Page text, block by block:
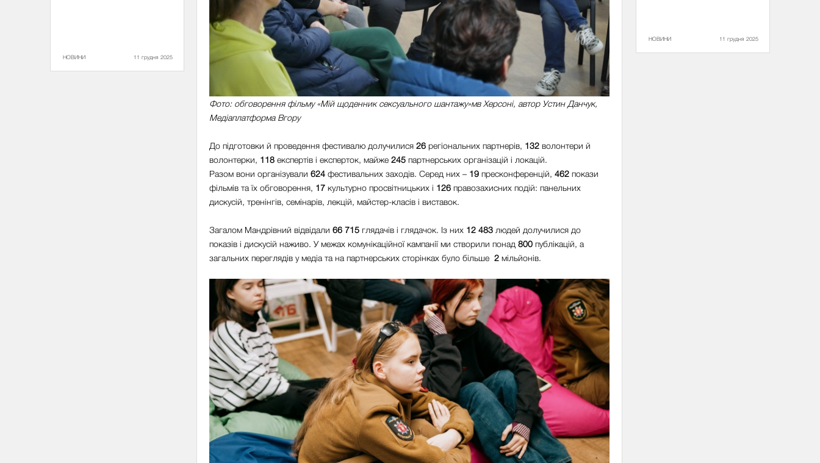
Фото: обговорення фільму «Мій щоденник сексуального шантажу»мв Херсоні, автор Устин Данчук,
Медіаплатформа Вгору
До підготовки й проведення фестивалю долучилися 26 регіональних партнерів, 132 волонтери й
волонтерки, 118 експертів і експерток, майже 245 партнерських організацій і локацій.
Разом вони організували 624 фестивальних заходів. Серед них – 19 пресконференцій, 462 покази
фільмів та їх обговорення, 17 культурно просвітницьких і 126 правозахисних подій: панельних
дискусій, тренінгів, семінарів, лекцій, майстер-класів і виставок.
Загалом Мандрівний відвідали 66 715 глядачів і глядачок. Із них 12 483 людей долучилися до
показів і дискусій наживо. У межах комунікаційної кампанії ми створили понад 800 публікацій, а
загальних переглядів у медіа та на партнерських сторінках було більше 2 мільйонів.
НОВИНИ 11 грудня 2025
НОВИНИ 11 грудня 2025